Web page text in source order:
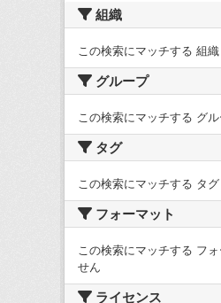
組織
この検索にマッチする 組
グループ
この検索にマッチする グ
タグ
この検索にマッチする タ
フォーマット
この検索にマッチする フ
せん
ライセンス